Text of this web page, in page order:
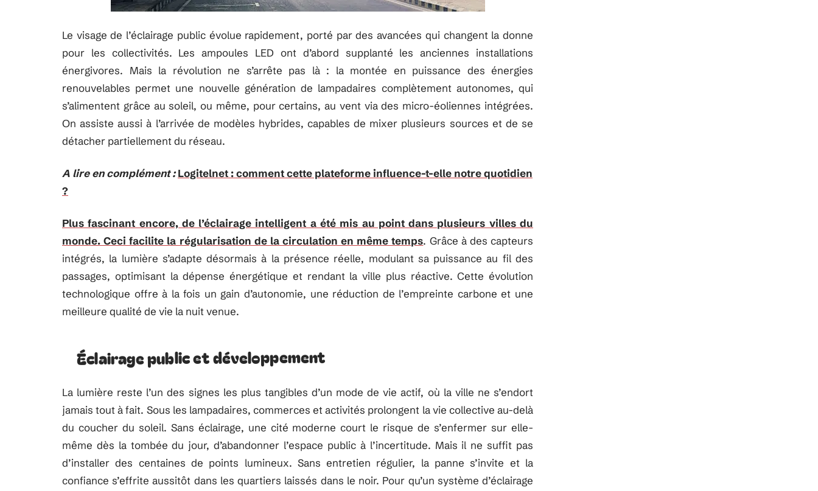
Le visage de l’éclairage public évolue rapidement, porté par des avancées qui changent la donne
pour les collectivités. Les ampoules LED ont d’abord supplanté les anciennes installations
énergivores. Mais la révolution ne s’arrête pas là : la montée en puissance des énergies
renouvelables permet une nouvelle génération de lampadaires complètement autonomes, qui
s’alimentent grâce au soleil, ou même, pour certains, au vent via des micro-éoliennes intégrées.
On assiste aussi à l’arrivée de modèles hybrides, capables de mixer plusieurs sources et de se
détacher partiellement du réseau.
A lire en complément : Logitelnet : comment cette plateforme influence-t-elle notre quotidien
?
Plus fascinant encore, de l’éclairage intelligent a été mis au point dans plusieurs villes du
monde. Ceci facilite la régularisation de la circulation en même temps. Grâce à des capteurs
intégrés, la lumière s’adapte désormais à la présence réelle, modulant sa puissance au fil des
passages, optimisant la dépense énergétique et rendant la ville plus réactive. Cette évolution
technologique offre à la fois un gain d’autonomie, une réduction de l’empreinte carbone et une
meilleure qualité de vie la nuit venue.
Éclairage public et développement
La lumière reste l’un des signes les plus tangibles d’un mode de vie actif, où la ville ne s’endort
jamais tout à fait. Sous les lampadaires, commerces et activités prolongent la vie collective au-delà
du coucher du soleil. Sans éclairage, une cité moderne court le risque de s’enfermer sur elle-
même dès la tombée du jour, d’abandonner l’espace public à l’incertitude. Mais il ne suffit pas
d’installer des centaines de points lumineux. Sans entretien régulier, la panne s’invite et la
confiance s’effrite aussitôt dans les quartiers laissés dans le noir. Pour qu’un système d’éclairage